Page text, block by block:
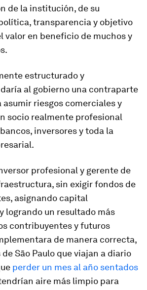
de la institución, de su
transparencia y objetivo
valor en beneficio de muchos y
estructurado y
al gobierno una contraparte
riesgos comerciales y
socio realmente profesional
inversores y toda la
profesional y gerente de
sin exigir fondos de
asignando capital
logrando un resultado más
contribuyentes y futuros
de manera correcta,
São Paulo que viajan a diario
perder un mes al año sentados
aire más limpio para